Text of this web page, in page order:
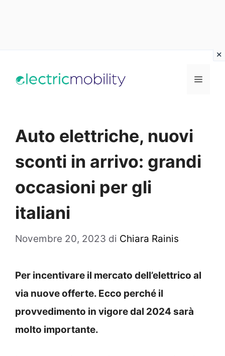
Menu
Auto elettriche, nuovi
sconti in arrivo: grandi
occasioni per gli
italiani
Novembre 20, 2023 di Chiara Rainis
Per incentivare il mercato dell’elettrico al
via nuove offerte. Ecco perché il
provvedimento in vigore dal 2024 sarà
molto importante.